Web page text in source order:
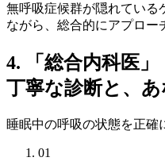
無呼吸症候群が隠れている
ながら、総合的にアプロー
4. 「総合内科医
丁寧な診断と、
睡眠中の呼吸の状態を正確
01